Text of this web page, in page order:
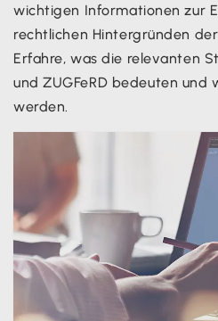
wichtigen Informationen zur
rechtlichen Hintergründen
Erfahre, was die relevanten
und ZUGFeRD bedeuten und
werden.